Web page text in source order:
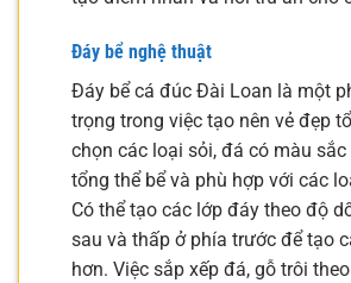
Đáy bể nghệ thuật
Đáy bể cá đúc Đài Loan là một
trọng trong việc tạo nên vẻ đẹp
chọn các loại sỏi, đá có màu
tổng thể bể và phù hợp với các
Có thể tạo các lớp đáy theo độ
sau và thấp ở phía trước để tạo
hơn. Việc sắp xếp đá, gỗ trôi